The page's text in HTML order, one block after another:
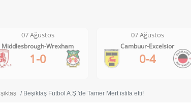
07 Ağustos
Cambuur-Excelsior
0-4
07 Ağustos
Bochum-Hertha Berlin
0-1
Beşiktaş Futbol A.Ş.'de Tamer Mert istifa etti!